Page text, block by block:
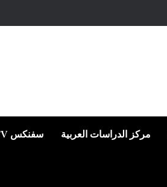
مركز الدراسات العربية سفنكس TV